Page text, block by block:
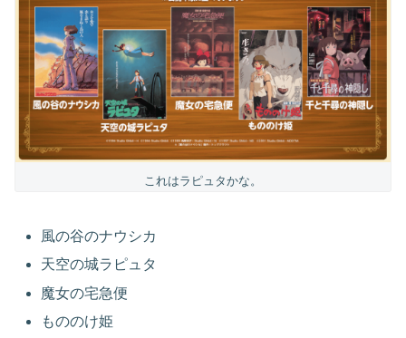
これはラピュタかな。
風の谷のナウシカ
天空の城ラピュタ
魔女の宅急便
もののけ姫